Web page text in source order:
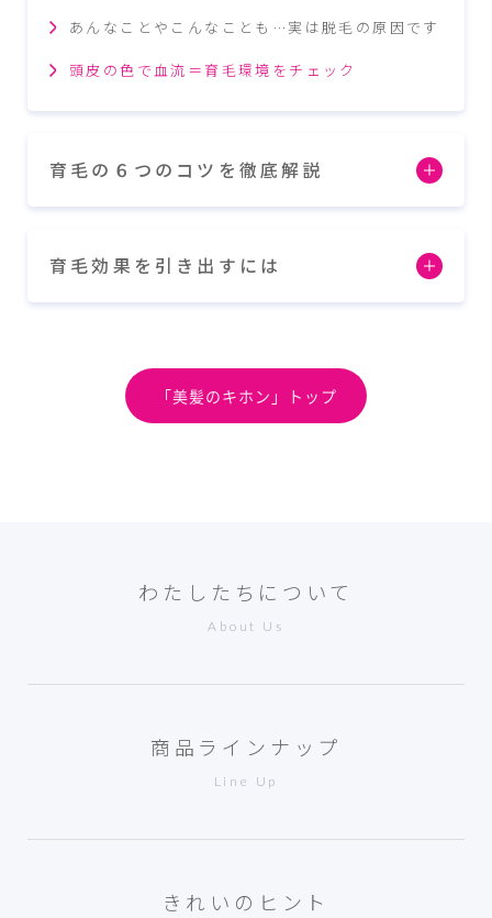
あんなことやこんなことも…実は脱毛の原因です
頭皮の色で血流＝育毛環境をチェック
育毛の６つのコツを徹底解説
育毛効果を引き出すには
「美髪のキホン」トップ
わたしたちについて
About Us
商品ラインナップ
Line Up
きれいのヒント